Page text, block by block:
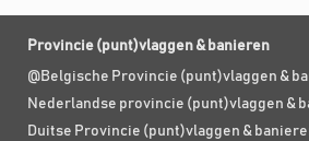
Provincie (punt)vlaggen & banieren
@Belgische Provincie (punt)vlaggen &
Nederlandse provincie (punt)vlaggen &
Duitse Provincie (punt)vlaggen &